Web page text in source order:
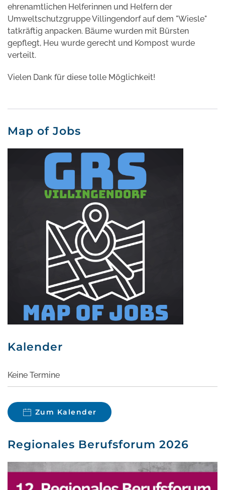
ehrenamtlichen Helferinnen und Helfern der
Umweltschutzgruppe Villingendorf auf dem "Wiesle"
tatkräftig anpacken. Bäume wurden mit Bürsten
gepflegt, Heu wurde gerecht und Kompost wurde
verteilt.
Vielen Dank für diese tolle Möglichkeit!
Map of Jobs
Kalender
Keine Termine
Zum Kalender
Regionales Berufsforum 2026